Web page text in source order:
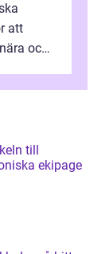
att
och
ekipage